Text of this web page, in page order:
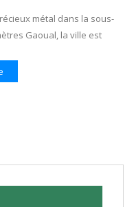
métal dans la sous-
Gaoual, la ville est